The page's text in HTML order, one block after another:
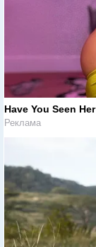
Have You Seen
Реклама